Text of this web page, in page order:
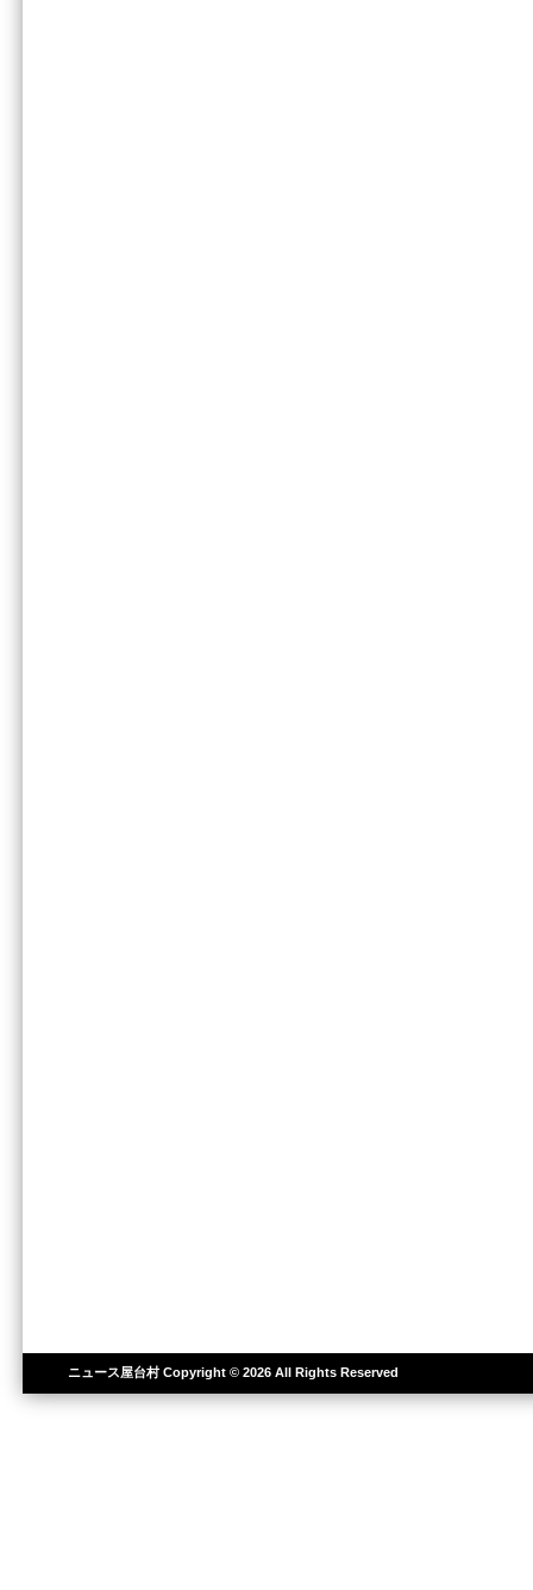
ニュース屋台村Copyright © 2026 All Rights Reserved